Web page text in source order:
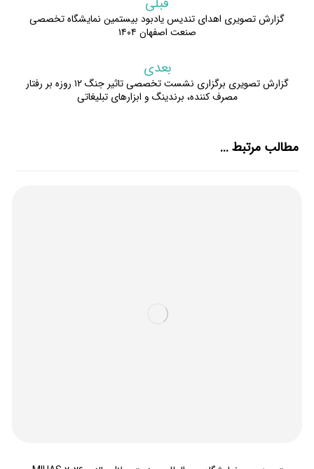
گزارش تصویری اهدای تندیس یادبود بیستمین نمایشگاه تخصصی
صنعت اصفهان ۱۴۰۴
بعدی
گزارش تصویری برگزاری نشست تخصصی تاثیر جنگ ۱۲ روزه بر رفتار
مصرف کننده، برندینگ و ابزارهای تبلیغاتی
مطالب مرتبط ...